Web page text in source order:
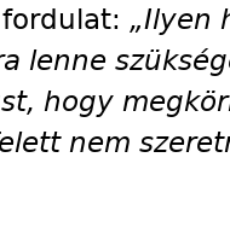
„Ilyen
lenne
hogy
nem